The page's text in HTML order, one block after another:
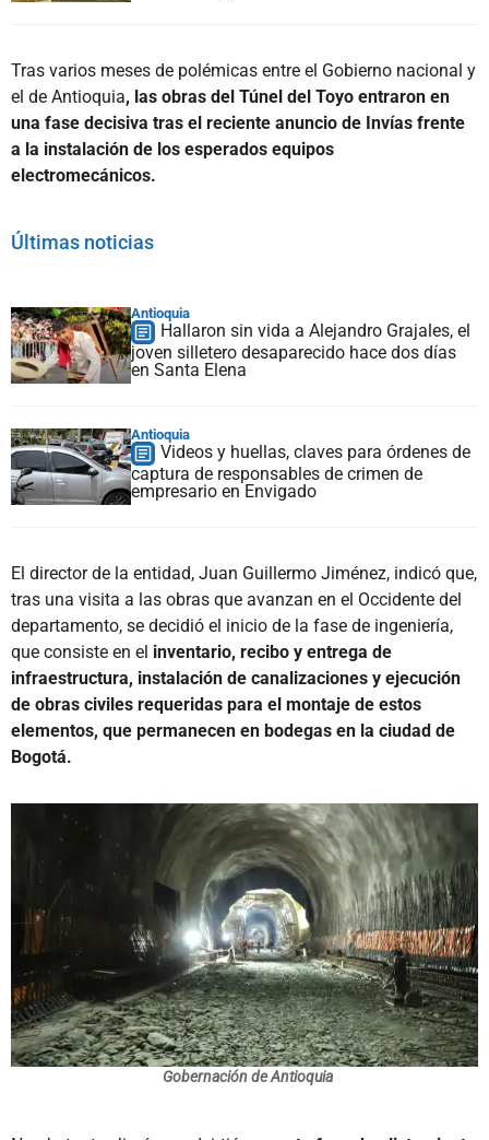
Tras varios meses de polémicas entre el Gobierno nacional y
el de Antioquia, las obras del Túnel del Toyo entraron en
una fase decisiva tras el reciente anuncio de Invías frente
a la instalación de los esperados equipos
electromecánicos.
Últimas noticias
Antioquia
Hallaron sin vida a Alejandro Grajales, el
joven silletero desaparecido hace dos días
en Santa Elena
Antioquia
Videos y huellas, claves para órdenes de
captura de responsables de crimen de
empresario en Envigado
El director de la entidad, Juan Guillermo Jiménez, indicó que,
tras una visita a las obras que avanzan en el Occidente del
departamento, se decidió el inicio de la fase de ingeniería,
que consiste en el inventario, recibo y entrega de
infraestructura, instalación de canalizaciones y ejecución
de obras civiles requeridas para el montaje de estos
elementos, que permanecen en bodegas en la ciudad de
Bogotá.
Gobernación de Antioquia